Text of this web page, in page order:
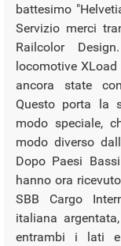
battesimo
Servizio merci
Railcolor
locomotive
ancora state
Questo porta la
modo speciale,
modo diverso
Dopo Paesi
hanno ora
SBB Cargo
italiana
entrambi i lati